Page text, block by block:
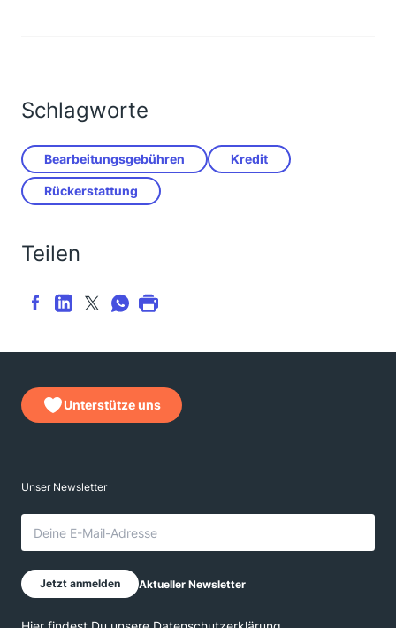
Schlagworte
Bearbeitungsgebühren Kredit
Rückerstattung
Teilen
Unterstütze uns